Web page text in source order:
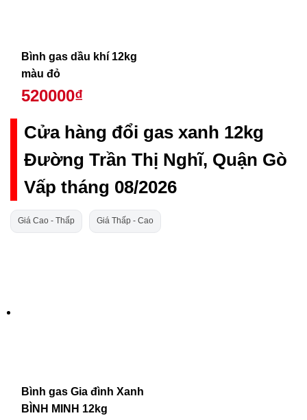
Bình gas dầu khí 12kg
màu đỏ
520000₫
Cửa hàng đổi gas xanh 12kg
Đường Trần Thị Nghĩ, Quận Gò
Vấp tháng 08/2026
Giá Cao - Thấp Giá Thấp - Cao
Bình gas Gia đình Xanh
BÌNH MINH 12kg